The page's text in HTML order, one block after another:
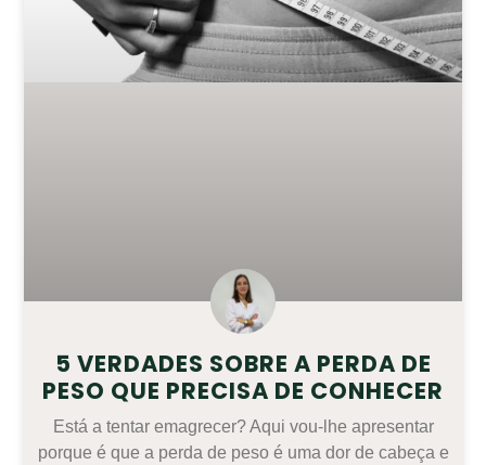
5 VERDADES SOBRE A PERDA DE
PESO QUE PRECISA DE CONHECER
Está a tentar emagrecer? Aqui vou-lhe apresentar
porque é que a perda de peso é uma dor de cabeça e